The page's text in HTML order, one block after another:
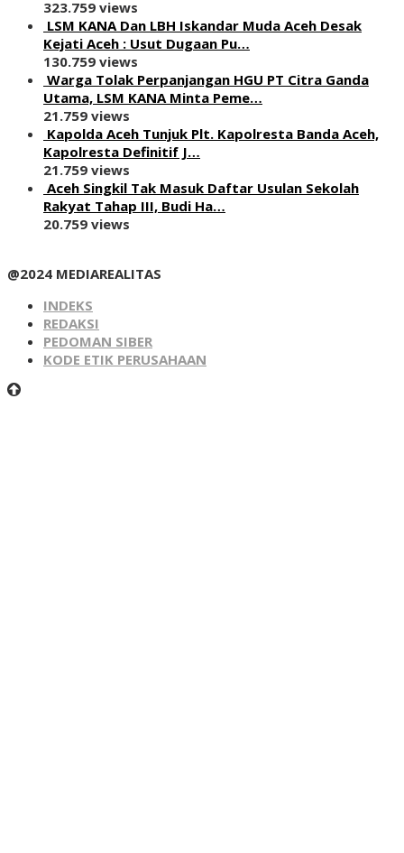
323.759 views
LSM KANA Dan LBH Iskandar Muda Aceh Desak
Kejati Aceh : Usut Dugaan Pu…
130.759 views
Warga Tolak Perpanjangan HGU PT Citra Ganda
Utama, LSM KANA Minta Peme…
21.759 views
Kapolda Aceh Tunjuk Plt. Kapolresta Banda Aceh,
Kapolresta Definitif J…
21.759 views
Aceh Singkil Tak Masuk Daftar Usulan Sekolah
Rakyat Tahap III, Budi Ha…
20.759 views
@2024 MEDIAREALITAS
INDEKS
REDAKSI
PEDOMAN SIBER
KODE ETIK PERUSAHAAN